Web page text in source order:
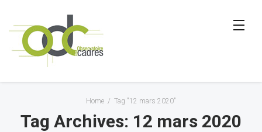
Home / Tag "12 mars 2020"
Tag Archives: 12 mars 2020